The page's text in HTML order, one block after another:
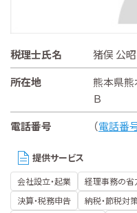
税理士氏名
猪俣 公昭
所在地
熊本県熊
Ｂ
電話番号
（電話番
提供サービス
会社設立・起業 経理事務の省
決算・税務申告
納税・節税対